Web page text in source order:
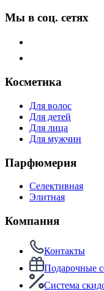
Мы в соц. сетях
Косметика
Для волос
Для детей
Для лица
Для мужчин
Парфюмерия
Селективная
Элитная
Компания
Контакты
Подарочные
Система